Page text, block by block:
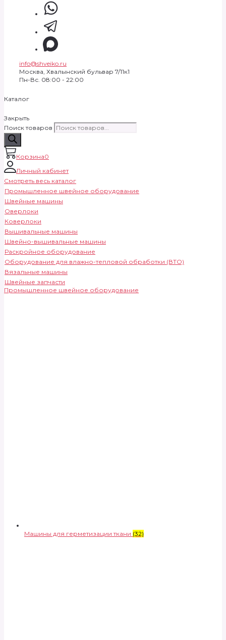
info@shveiko.ru
Москва, Хвалынский бульвар 7/11к1
Пн-Вс. 08:00 - 22:00
Каталог
Закрыть
Поиск товаров
Корзина0
Личный кабинет
Смотреть весь каталог
Промышленное швейное оборудование
Швейные машины
Оверлоки
Коверлоки
Вышивальные машины
Швейно-вышивальные машины
Раскройное оборудование
Оборудование для влажно-тепловой обработки (ВТО)
Вязальные машины
Швейные запчасти
Промышленное швейное оборудование
Машины для герметизации ткани (32)